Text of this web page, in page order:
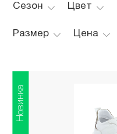
Сезон Цвет
Размер Цена
Новинка